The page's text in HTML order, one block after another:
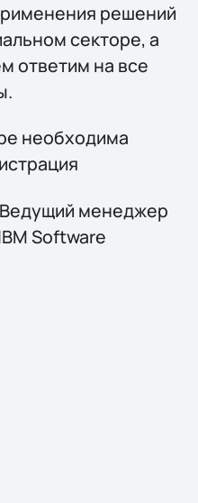
решений
секторе, а
ответим на все
необходима
менеджер
Software